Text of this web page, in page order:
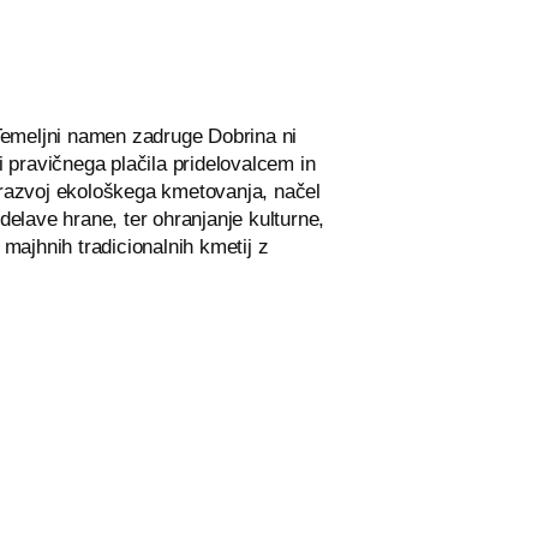
namen zadruge Dobrina ni
plačila pridelovalcem in
ekološkega kmetovanja, načel
hrane, ter ohranjanje kulturne,
tradicionalnih kmetij z